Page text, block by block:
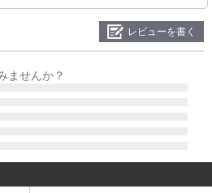
レビューを書く
ませんか？